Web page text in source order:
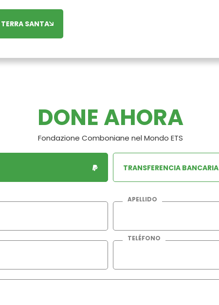
SANTA
DONE AHORA
Fondazione Comboniane nel Mondo ETS
TRANSFERENCIA BANCARIA
APELLIDO
TELÉFONO